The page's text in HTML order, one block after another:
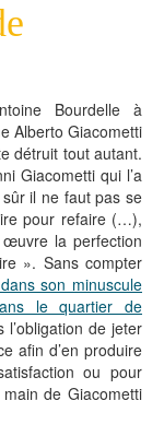
Bourdelle à
Alberto Giacometti
détruit tout autant.
Giacometti qui l’a
il ne faut pas se
pour refaire (…),
la perfection
». Sans compter
son minuscule
le quartier de
de jeter
afin d’en produire
ou pour
de Giacometti